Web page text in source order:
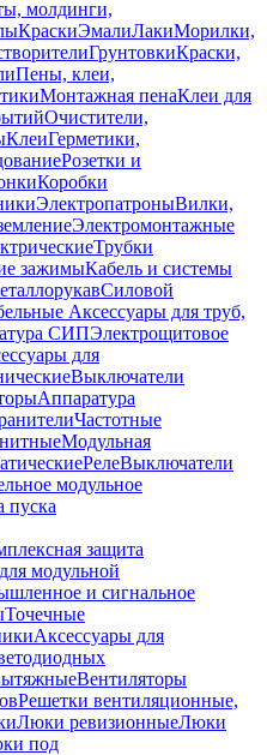
молдинги,
КраскиЭмалиЛакиМорилки,
ГрунтовкиКраски,
Пены, клеи,
Монтажная пенаКлеи для
Очистители,
КлеиГерметики,
Розетки и
Коробки
ЭлектропатроныВилки,
Электромонтажные
Трубки
зажимыКабель и системы
Силовой
Аксессуары для труб,
СИПЭлектрощитовое
для
Выключатели
Аппаратура
Частотные
Модульная
РелеВыключатели
модульное
пуска
защита
модульной
и сигнальное
Точечные
Аксессуары для
Вентиляторы
Решетки вентиляционные,
Люки ревизионныеЛюки
под